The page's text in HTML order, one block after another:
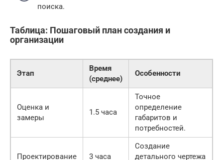
поиска.
Таблица: Пошаговый план создания и
организации
Этап
Время
(среднее)
Особенности
Оценка и
замеры
1.5 часа
Точное
определение
габаритов и
потребностей.
Проектирование 3 часа
Создание
детального чертежа